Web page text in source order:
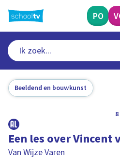
naar
hoofdinhoud
PO
Beeldend en bouwkunst
Een les over Vincent
Van Wijze Varen